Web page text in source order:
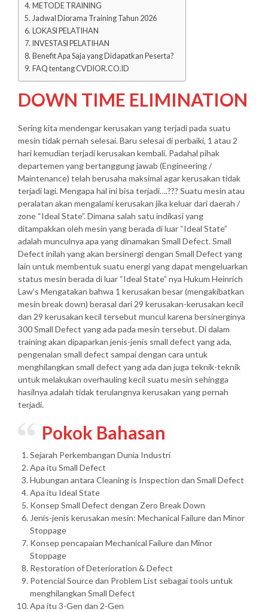
METODE TRAINING
Jadwal Diorama Training Tahun 2026
LOKASI PELATIHAN
INVESTASI PELATIHAN
Benefit Apa Saja yang Didapatkan Peserta?
FAQ tentang CVDIOR.CO.ID
DOWN TIME ELIMINATION
Sering kita mendengar kerusakan yang terjadi pada suatu
mesin tidak pernah selesai. Baru selesai di perbaiki, 1 atau 2
hari kemudian terjadi kerusakan kembali. Padahal pihak
departemen yang bertanggung jawab (Engineering /
Maintenance) telah berusaha maksimal agar kerusakan tidak
terjadi lagi. Mengapa hal ini bisa terjadi….??? Suatu mesin atau
peralatan akan mengalami kerusakan jika keluar dari daerah /
zone “Ideal State”. Dimana salah satu indikasi yang
ditampakkan oleh mesin yang berada di luar “Ideal State”
adalah munculnya apa yang dinamakan Small Defect. Small
Defect inilah yang akan bersinergi dengan Small Defect yang
lain untuk membentuk suatu energi yang dapat mengeluarkan
status mesin berada di luar “Ideal State” nya Hukum Heinrich
Law’s Mengatakan bahwa 1 kerusakan besar (mengakibatkan
mesin break down) berasal dari 29 kerusakan-kerusakan kecil
dan 29 kerusakan kecil tersebut muncul karena bersinerginya
300 Small Defect yang ada pada mesin tersebut. Di dalam
training akan dipaparkan jenis-jenis small defect yang ada,
pengenalan small defect sampai dengan cara untuk
menghilangkan small defect yang ada dan juga teknik-teknik
untuk melakukan overhauling kecil suatu mesin sehingga
hasilnya adalah tidak terulangnya kerusakan yang pernah
terjadi.
Pokok Bahasan
Sejarah Perkembangan Dunia Industri
Apa itu Small Defect
Hubungan antara Cleaning is Inspection dan Small Defect
Apa itu Ideal State
Konsep Small Defect dengan Zero Break Down
Jenis-jenis kerusakan mesin: Mechanical Failure dan Minor
Stoppage
Konsep pencapaian Mechanical Failure dan Minor
Stoppage
Restoration of Deterioration & Defect
Potencial Source dan Problem List sebagai tools untuk
menghilangkan Small Defect
Apa itu 3-Gen dan 2-Gen